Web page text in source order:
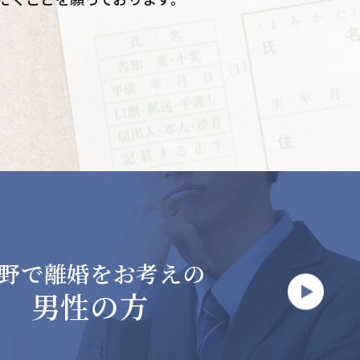
で離婚をお考えの
男性の方